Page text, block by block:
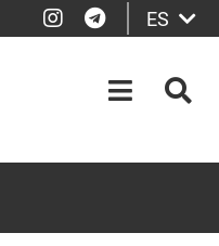
Instagram
Telegram
ES
OPEN-